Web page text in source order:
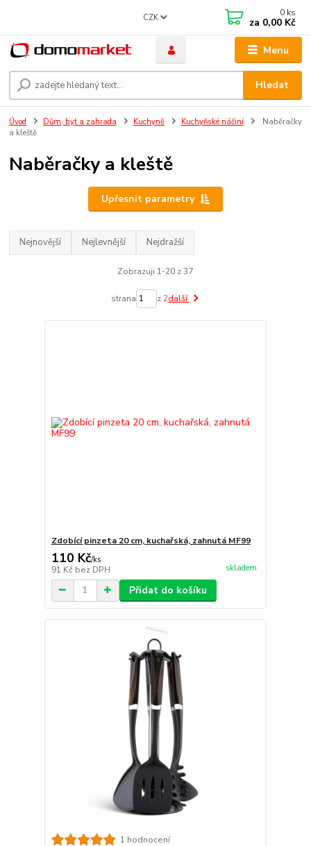
Menu
CZK
Hledat
0 ks
za 0,00 Kč
Úvod Dům, byt a zahrada Kuchyně Kuchyňské náčiní
Naběračky
a kleště
Naběračky a kleště
Upřesnit parametry
Nejnovější Nejlevnější Nejdražší
Zobrazuji 1-20 z 37
strana z 2další
Zdobící pinzeta 20 cm, kuchařská, zahnutá MF99
110 Kč/ks
91 Kč bez DPH skladem
Přidat do košíku
1 hodnocení